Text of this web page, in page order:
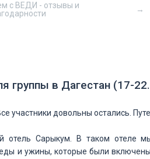
с ВЕДИ - отзывы и
группы в Дагестан (17-
участники довольны остались.
отель Сарыкум. В таком отеле
и ужины, которые были